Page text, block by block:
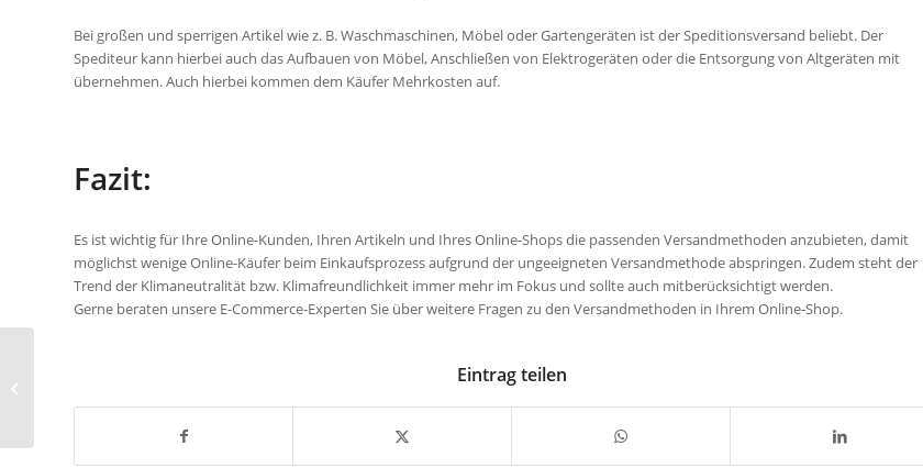
Bei großen und sperrigen Artikel wie z. B. Waschmaschinen, Möbel oder Gartengeräten ist der Speditionsversand beliebt. Der
Spediteur kann hierbei auch das Aufbauen von Möbel, Anschließen von Elektrogeräten oder die Entsorgung von Altgeräten mit
übernehmen. Auch hierbei kommen dem Käufer Mehrkosten auf.
Fazit:
Es ist wichtig für Ihre Online-Kunden, Ihren Artikeln und Ihres Online-Shops die passenden Versandmethoden anzubieten, damit
möglichst wenige Online-Käufer beim Einkaufsprozess aufgrund der ungeeigneten Versandmethode abspringen. Zudem steht der
Trend der Klimaneutralität bzw. Klimafreundlichkeit immer mehr im Fokus und sollte auch mitberücksichtigt werden.
Gerne beraten unsere E-Commerce-Experten Sie über weitere Fragen zu den Versandmethoden in Ihrem Online-Shop.
Eintrag teilen
Updates wichtig sind